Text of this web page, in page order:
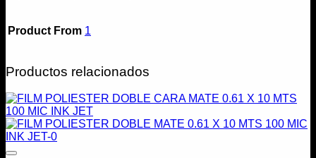
Product From 1
Productos relacionados